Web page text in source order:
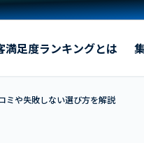
ットおすすめ比較5選！口
満足度ランキングとは
ミや失敗しない選び方を解説